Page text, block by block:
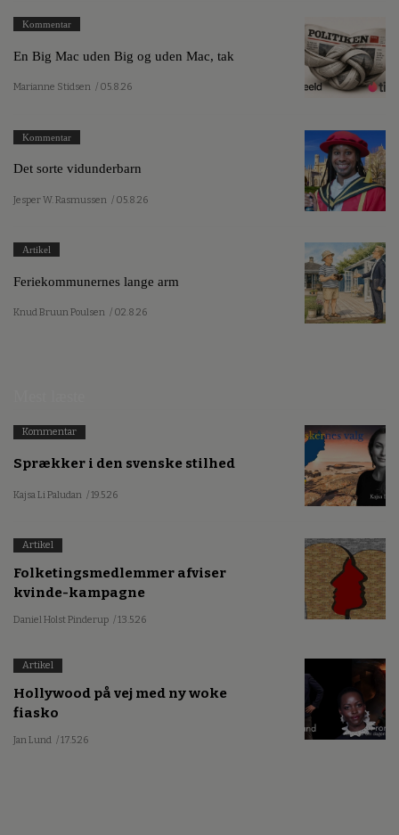
Kommentar
En Big Mac uden Big og uden Mac, tak
Marianne Stidsen / 05.8.26
Kommentar
Det sorte vidunderbarn
Jesper W. Rasmussen / 05.8.26
Artikel
Feriekommunernes lange arm
Knud Bruun Poulsen / 02.8.26
Kommentar
Sprækker i den svenske stilhed
Kajsa Li Paludan / 19.5.26
Artikel
Folketingsmedlemmer afviser
kvinde-kampagne
Daniel Holst Pinderup / 13.5.26
Artikel
Hollywood på vej med ny woke
fiasko
Jan Lund / 17.5.26